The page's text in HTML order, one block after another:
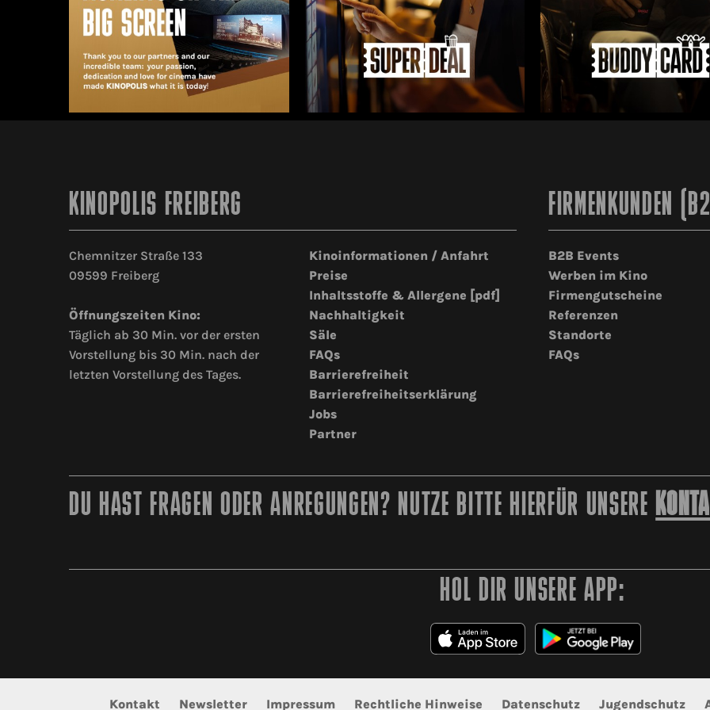
KINOPOLIS FREIBERG
Chemnitzer Straße 133
09599 Freiberg
Öffnungszeiten Kino:
Täglich ab 30 Min. vor der ersten
Vorstellung bis 30 Min. nach der
letzten Vorstellung des Tages.
Kinoinformationen / Anfahrt
Preise
Inhaltsstoffe & Allergene [pdf]
Nachhaltigkeit
Säle
FAQs
Barrierefreiheit
Barrierefreiheitserklärung
Jobs
Partner
FIRMENKUNDEN
B2B Events
Werben im Kino
Firmengutscheine
Referenzen
Standorte
FAQs
DU HAST FRAGEN ODER ANREGUNGEN? NUTZE BITTE HIERFÜR UNSERE
HOL DIR UNSERE APP:
Kontakt Newsletter Impressum Rechtliche Hinweise Datenschutz Jugendschutz